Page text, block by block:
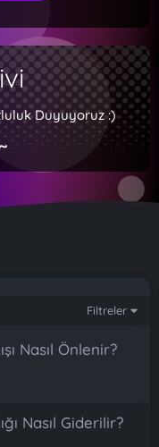
Duyuyoruz :)
Filtreler
Nasıl Önlenir?
Nasıl Giderilir?